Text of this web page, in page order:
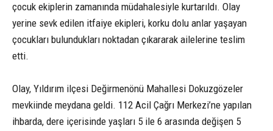
çocuk ekiplerin zamanında müdahalesiyle kurtarıldı. Olay
yerine sevk edilen itfaiye ekipleri, korku dolu anlar yaşayan
çocukları bulundukları noktadan çıkararak ailelerine teslim
etti.
Olay, Yıldırım ilçesi Değirmenönü Mahallesi Dokuzgözeler
mevkiinde meydana geldi. 112 Acil Çağrı Merkezi’ne yapılan
ihbarda, dere içerisinde yaşları 5 ile 6 arasında değişen 5